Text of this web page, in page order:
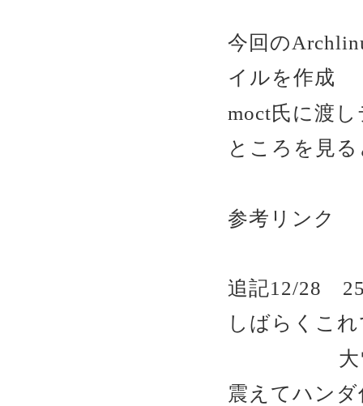
今回の
イルを作成
moct氏に渡
ところを見
参考リン
追記12/28
しばらくこ
大雪で雪
震えてハン